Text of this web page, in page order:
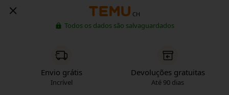
CH
Todos os dados são salvaguardados
Envio grátis
Incrível
Devoluções gratuitas
Até 90 dias